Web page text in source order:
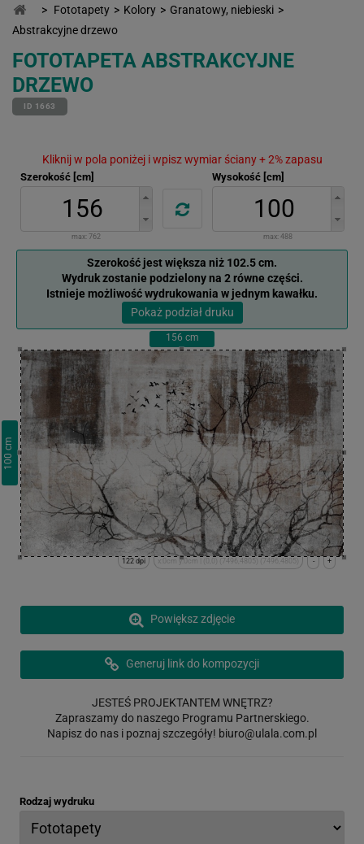
> Fototapety > Kolory > Granatowy, niebieski >
Abstrakcyjne drzewo
FOTOTAPETA ABSTRAKCYJNE
DRZEWO
ID 1663
Kliknij w pola poniżej i wpisz wymiar ściany + 2% zapasu
Szerokość [cm]
max: 762
Wysokość [cm]
max: 488
Szerokość jest większa niż 102.5 cm.
Wydruk zostanie podzielony na 2 równe części.
Istnieje możliwość wydrukowania w jednym kawałku.
Pokaż podział druku
156 cm
100
cm
+
-
x:0cm y:0cm | (0,0) (7496,4805) (7496,4805)
122 dpi
Powiększ zdjęcie
Generuj link do kompozycji
JESTEŚ PROJEKTANTEM WNĘTRZ?
Zapraszamy do naszego Programu Partnerskiego.
Napisz do nas i poznaj szczegóły! biuro@ulala.com.pl
Rodzaj wydruku